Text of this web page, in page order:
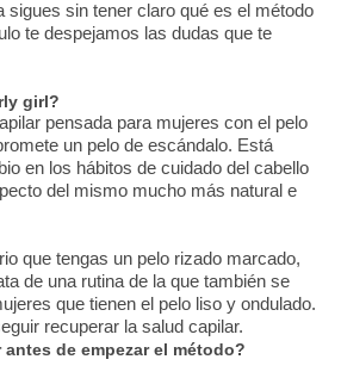
sigues sin tener claro qué es el método
te despejamos las dudas que te
girl?
pensada para mujeres con el pelo
un pelo de escándalo. Está
en los hábitos de cuidado del cabello
del mismo mucho más natural e
que tengas un pelo rizado marcado,
de una rutina de la que también se
que tienen el pelo liso y ondulado.
recuperar la salud capilar.
de empezar el método?